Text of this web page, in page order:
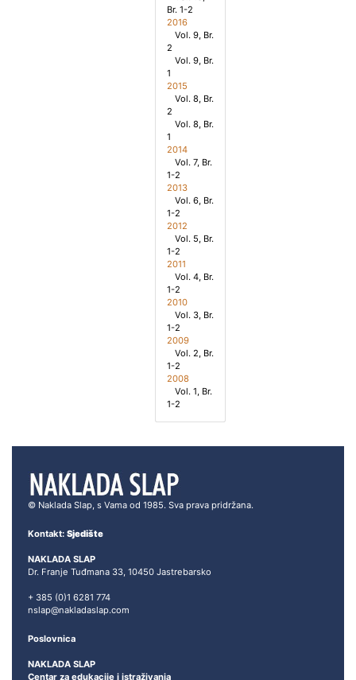
Br. 1-2
2016
Vol. 9, Br.
2
Vol. 9, Br.
1
2015
Vol. 8, Br.
2
Vol. 8, Br.
1
2014
Vol. 7, Br.
1-2
2013
Vol. 6, Br.
1-2
2012
Vol. 5, Br.
1-2
2011
Vol. 4, Br.
1-2
2010
Vol. 3, Br.
1-2
2009
Vol. 2, Br.
1-2
2008
Vol. 1, Br.
1-2
© Naklada Slap, s Vama od 1985. Sva prava pridržana.
Kontakt: Sjedište
NAKLADA SLAP
Dr. Franje Tuđmana 33, 10450 Jastrebarsko
+ 385 (0)1 6281 774
nslap@nakladaslap.com
Poslovnica
NAKLADA SLAP
Centar za edukacije i istraživanja